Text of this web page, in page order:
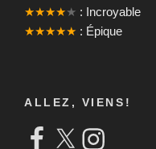
★★★★★ : Incroyable
★★★★★ : Épique
ALLEZ, VIENS!
Facebook
X Instagram